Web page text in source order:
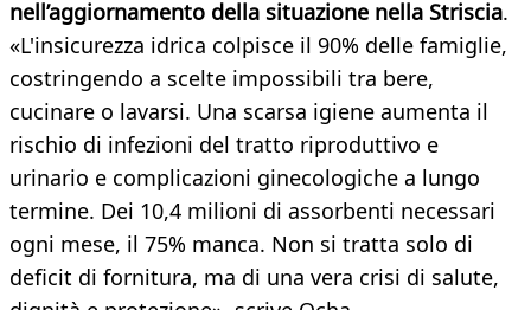
nell’aggiornamento della situazione nella Striscia.
«L'insicurezza idrica colpisce il 90% delle famiglie,
costringendo a scelte impossibili tra bere,
cucinare o lavarsi. Una scarsa igiene aumenta il
rischio di infezioni del tratto riproduttivo e
urinario e complicazioni ginecologiche a lungo
termine. Dei 10,4 milioni di assorbenti necessari
ogni mese, il 75% manca. Non si tratta solo di
deficit di fornitura, ma di una vera crisi di salute,